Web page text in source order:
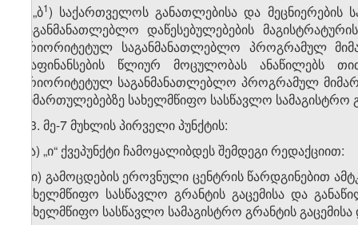
„ბ​1) საქართველოს განათლებისა და მეცნიერების
საგანმანათლებლო დაწესებულებების
პრიორიტეტულ საგანმანათლებლო პროგრამულ
დაფინანსების წლიურ მოცულობას ანაწილებს
პრიორიტეტულ საგანმანათლებლო პროგრამულ
მიმართულებებზე სახელმწიფო სასწავლო
3. მე-7 მუხლის პირველი პუნქტის:
ა) „ი“ ქვეპუნქტი ჩამოყალიბდეს შემდეგი რედაქციით:
„ი) გამოცდების ეროვნული ცენტრის წარდგინებით
სახელმწიფო სასწავლო გრანტის გაცემისა და
სახელმწიფო სასწავლო სამაგისტრო გრანტის გაცემისა